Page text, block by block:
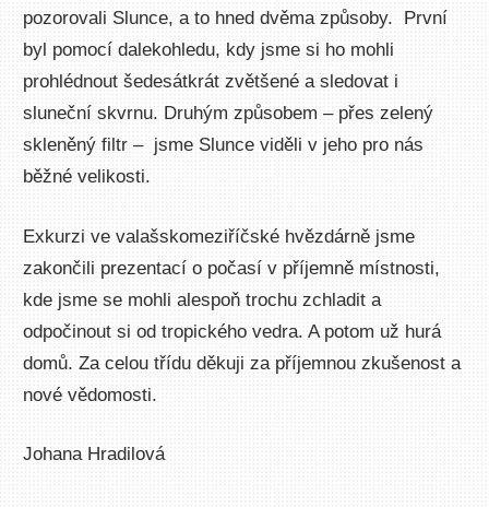
pozorovali Slunce, a to hned dvěma způsoby. První
byl pomocí dalekohledu, kdy jsme si ho mohli
prohlédnout šedesátkrát zvětšené a sledovat i
sluneční skvrnu. Druhým způsobem – přes zelený
skleněný filtr – jsme Slunce viděli v jeho pro nás
běžné velikosti.
Exkurzi ve valašskomeziříčské hvězdárně jsme
zakončili prezentací o počasí v příjemně místnosti,
kde jsme se mohli alespoň trochu zchladit a
odpočinout si od tropického vedra. A potom už hurá
domů. Za celou třídu děkuji za příjemnou zkušenost a
nové vědomosti.
Johana Hradilová